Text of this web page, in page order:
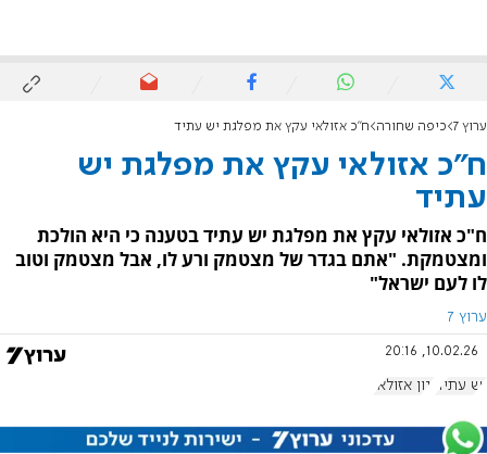
ערוץ 7 כיפה שחורה ח"כ אזולאי עקץ את מפלגת יש עתיד
ח"כ אזולאי עקץ את מפלגת יש
עתיד
ח"כ אזולאי עקץ את מפלגת יש עתיד בטענה כי היא הולכת
ומצטמקת. "אתם בגדר של מצטמק ורע לו, אבל מצטמק וטוב
לו לעם ישראל"
ערוץ 7
10.02.26, 20:16
יש עתיד ינון אזולאי